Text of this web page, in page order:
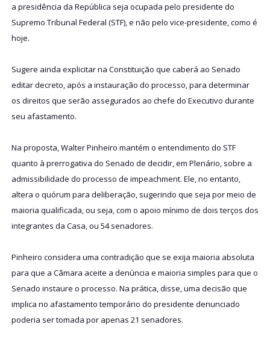
a presidência da República seja ocupada pelo presidente do
Supremo Tribunal Federal (STF), e não pelo vice-presidente, como é
hoje.
Sugere ainda explicitar na Constituição que caberá ao Senado
editar decreto, após a instauração do processo, para determinar
os direitos que serão assegurados ao chefe do Executivo durante
seu afastamento.
Na proposta, Walter Pinheiro mantém o entendimento do STF
quanto à prerrogativa do Senado de decidir, em Plenário, sobre a
admissibilidade do processo de impeachment. Ele, no entanto,
altera o quórum para deliberação, sugerindo que seja por meio de
maioria qualificada, ou seja, com o apoio mínimo de dois terços dos
integrantes da Casa, ou 54 senadores.
Pinheiro considera uma contradição que se exija maioria absoluta
para que a Câmara aceite a denúncia e maioria simples para que o
Senado instaure o processo. Na prática, disse, uma decisão que
implica no afastamento temporário do presidente denunciado
poderia ser tomada por apenas 21 senadores.